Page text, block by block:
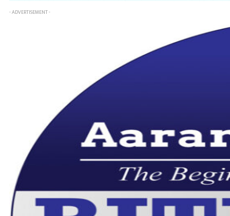
- ADVERTISEMENT -